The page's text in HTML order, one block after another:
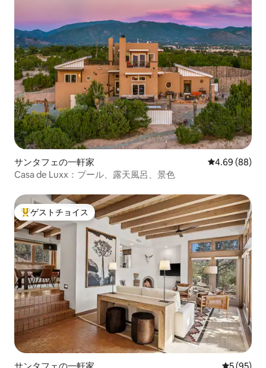
サンタフェの一軒家 レビュー88件
4.69 (88)
Casa de Luxx：プール、露天風呂、景色
大好評のゲストチョイスです。
ゲストチョイス